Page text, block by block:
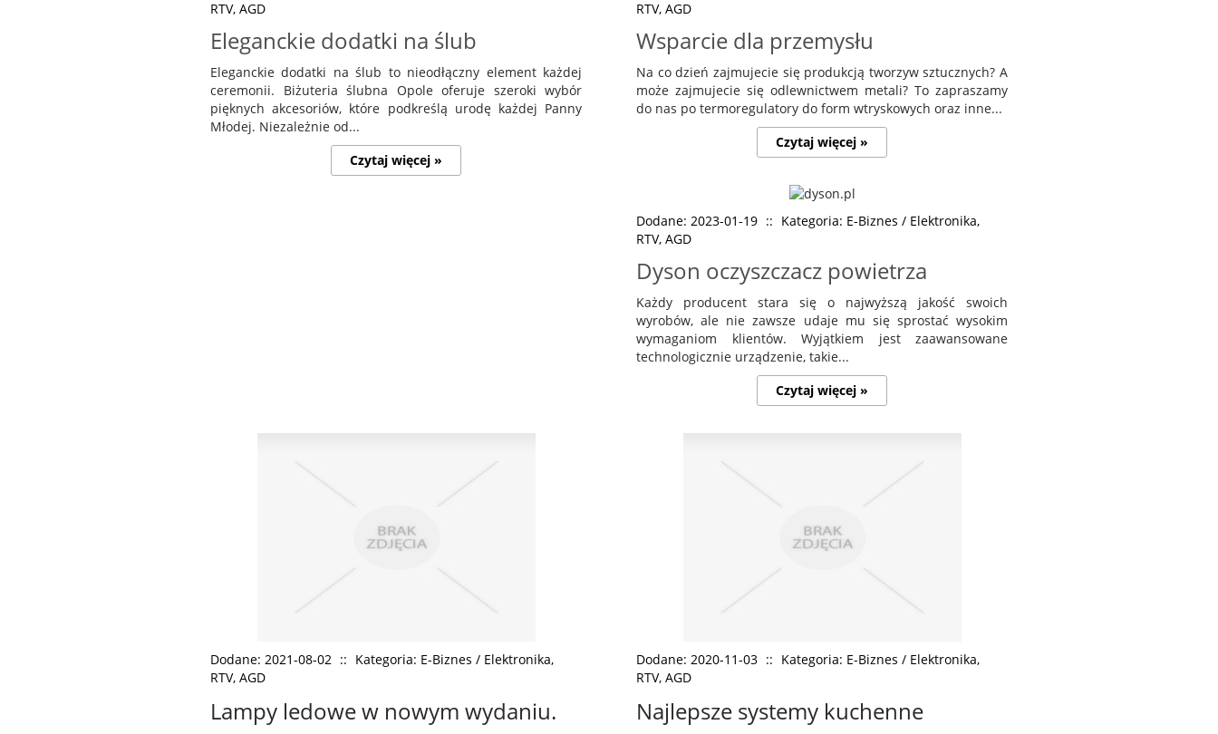
RTV, AGD
Eleganckie dodatki na ślub
Eleganckie dodatki na ślub to nieodłączny element każdej
ceremonii. Biżuteria ślubna Opole oferuje szeroki wybór
pięknych akcesoriów, które podkreślą urodę każdej Panny
Młodej. Niezależnie od...
Czytaj więcej »
RTV, AGD
Wsparcie dla przemysłu
Na co dzień zajmujecie się produkcją tworzyw sztucznych? A
może zajmujecie się odlewnictwem metali? To zapraszamy
do nas po termoregulatory do form wtryskowych oraz inne...
Czytaj więcej »
Dodane: 2023-01-19 :: Kategoria: E-Biznes / Elektronika,
RTV, AGD
Dyson oczyszczacz powietrza
Każdy producent stara się o najwyższą jakość swoich
wyrobów, ale nie zawsze udaje mu się sprostać wysokim
wymaganiom klientów. Wyjątkiem jest zaawansowane
technologicznie urządzenie, takie...
Czytaj więcej »
Dodane: 2021-08-02 :: Kategoria: E-Biznes / Elektronika,
RTV, AGD
Lampy ledowe w nowym wydaniu.
Dodane: 2020-11-03 :: Kategoria: E-Biznes / Elektronika,
RTV, AGD
Najlepsze systemy kuchenne